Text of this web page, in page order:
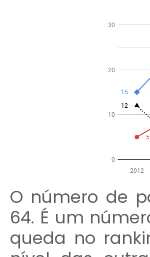
O número de
64. É um
queda no